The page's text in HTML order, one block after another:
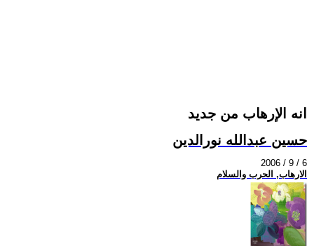
انه الإرهاب من جديد
حسين عبدالله نورالدين
2006 / 9 / 6
الارهاب, الحرب والسلام